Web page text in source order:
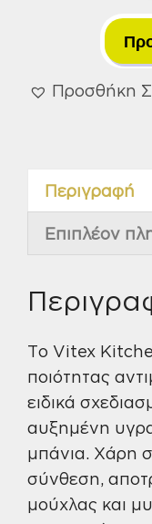
Προσθήκη
Περιγραφή
Επιπλέον
Το Vitex
ποιότητας
ειδικά
αυξημένη
μπάνια. Χάρη
σύνθεση,
μούχλας και